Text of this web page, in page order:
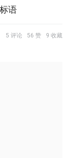
语
5 评论 56 赞 9 收藏